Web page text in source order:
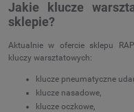
Jakie klucze
sklepie?
Aktualnie w ofercie sklepu
kluczy warsztatowych:
klucze pneumatyczne
klucze nasadowe,
klucze oczkowe,